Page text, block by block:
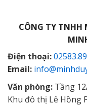
CÔNG TY TNHH
Điện thoại:
Email:
Văn phòng: Tầng
Khu đô thị Lê Hồng